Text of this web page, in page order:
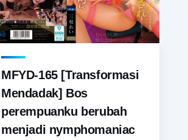
MFYD-165 [Transformasi
Mendadak] Bos
perempuanku berubah
menjadi nymphomaniac